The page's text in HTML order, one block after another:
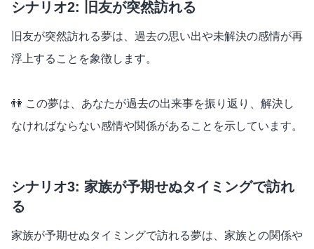
シナリオ2: 旧友が突然訪れる
旧友が突然訪れる夢は、過去の思い出や未解決の感情が再
浮上することを象徴します。
👫 この夢は、あなたが過去の出来事を振り返り、解決し
なければならない感情や関係があることを示しています。
シナリオ3: 家族が予期せぬタイミングで訪れ
る
家族が予期せぬタイミングで訪れる夢は、家族との関係や